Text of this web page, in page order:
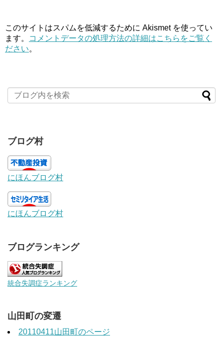
このサイトはスパムを低減するために Akismet を使ってい
ます。
コメントデータの処理方法の詳細はこちらをご覧く
ださい。
ブログ村
にほんブログ村
にほんブログ村
ブログランキング
統合失調症ランキング
山田町の変遷
20110411山田町のページ